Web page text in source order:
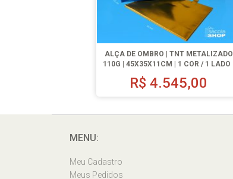
ALÇA DE OMBRO | TNT METALIZADO
110G | 45X35X11CM | 1 COR / 1 LADO |
R$4.545,00
MENU:
Meu Cadastro
Meus Pedidos